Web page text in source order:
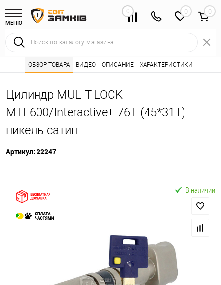
МЕНЮ
0 0
Интернет магазин замков Каталог товаров ⭐ • Сердцевины
Цилиндр MUL-T-LOCK
MTL600/Interactive+ 76T (45*31T)
никель сатин
Артикул: 22247
ОБЗОР ТОВАРА ВИДЕО ОПИСАНИЕ ХАРАКТЕРИСТИКИ
В наличии